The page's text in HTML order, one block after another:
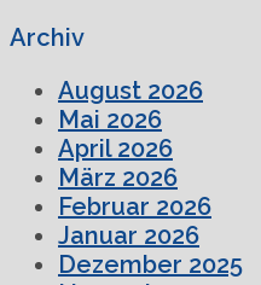
Archiv
August 2026
Mai 2026
April 2026
März 2026
Februar 2026
Januar 2026
Dezember 2025